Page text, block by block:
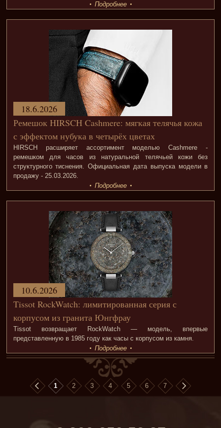
Подробнее
Ремешок HIRSCH Cashmere: мягкая телячья кожа
с эффектом нубука в четырёх цветах
HIRSCH расширяет ассортимент моделью Cashmere -
ремешком для часов из натуральной телячьей кожи без
структурного тиснения. Официальная дата выпуска модели в
продажу - 25.03.2026.
18.6.2026
Подробнее
Tissot RockWatch: лимитированная серия с
корпусом из гранита Юнгфрау
Tissot возвращает RockWatch — модель, впервые
представленную в 1985 году как часы с корпусом из камня.
10.6.2026
Подробнее
1 2 3 4 5 6 7